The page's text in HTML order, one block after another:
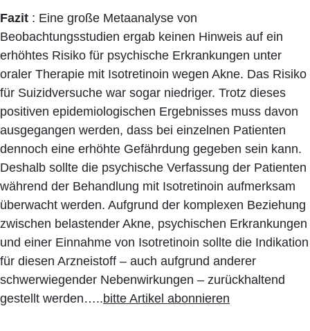
Fazit : Eine große Metaanalyse von
Beobachtungsstudien ergab keinen Hinweis auf ein
erhöhtes Risiko für psychische Erkrankungen unter
oraler Therapie mit Isotretinoin wegen Akne. Das Risiko
für Suizidversuche war sogar niedriger. Trotz dieses
positiven epidemiologischen Ergebnisses muss davon
ausgegangen werden, dass bei einzelnen Patienten
dennoch eine erhöhte Gefährdung gegeben sein kann.
Deshalb sollte die psychische Verfassung der Patienten
während der Behandlung mit Isotretinoin aufmerksam
überwacht werden. Aufgrund der komplexen Beziehung
zwischen belastender Akne, psychischen Erkrankungen
und einer Einnahme von Isotretinoin sollte die Indikation
für diesen Arzneistoff – auch aufgrund anderer
schwerwiegender Nebenwirkungen – zurückhaltend
gestellt werden…..bitte Artikel abonnieren